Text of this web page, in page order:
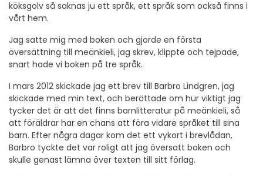
köksgolv så saknas ju ett språk, ett språk som också finns i
vårt hem.
Jag satte mig med boken och gjorde en första
översättning till meänkieli, jag skrev, klippte och tejpade,
snart hade vi boken på tre språk.
I mars 2012 skickade jag ett brev till Barbro Lindgren, jag
skickade med min text, och berättade om hur viktigt jag
tycker det är att det finns barnlitteratur på meänkieli, så
att föräldrar har en chans att föra vidare språket till sina
barn. Efter några dagar kom det ett vykort i brevlådan,
Barbro tyckte det var roligt att jag översatt boken och
skulle genast lämna över texten till sitt förlag.